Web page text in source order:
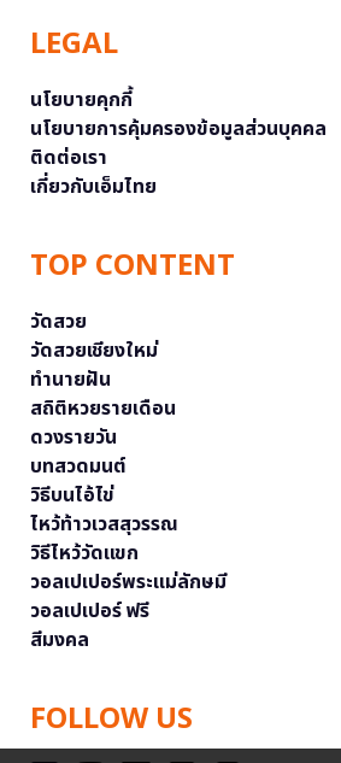
LEGAL
นโยบายคุกกี้
นโยบายการคุ้มครองข้อมูลส่วนบุคคล
ติดต่อเรา
เกี่ยวกับเอ็มไทย
TOP CONTENT
วัดสวย
วัดสวยเชียงใหม่
ทำนายฝัน
สถิติหวยรายเดือน
ดวงรายวัน
บทสวดมนต์
วิธีบนไอ้ไข่
ไหว้ท้าวเวสสุวรรณ
วิธีไหว้วัดแขก
วอลเปเปอร์พระแม่ลักษมี
วอลเปเปอร์ ฟรี
สีมงคล
FOLLOW US